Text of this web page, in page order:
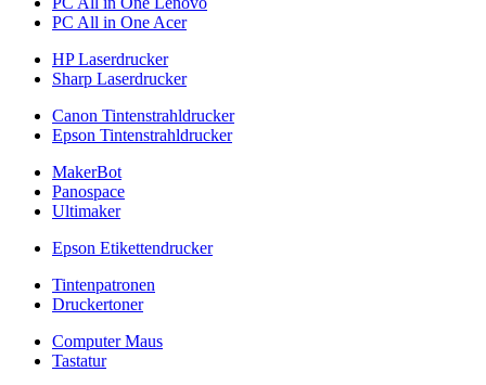
PC All in One Acer
HP Laserdrucker
Sharp Laserdrucker
Canon Tintenstrahldrucker
Epson Tintenstrahldrucker
MakerBot
Panospace
Ultimaker
Epson Etikettendrucker
Tintenpatronen
Druckertoner
Computer Maus
Tastatur